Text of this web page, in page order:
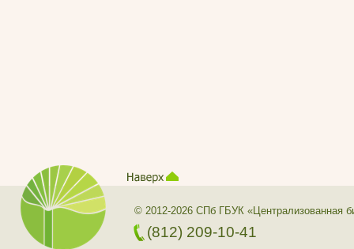
© 2012-2026 СПб ГБУК «Централизованная
(812) 209-10-41